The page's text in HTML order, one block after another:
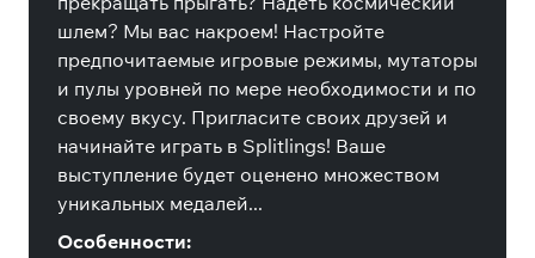
шлем? Мы вас накроем! Настройте
предпочитаемые игровые режимы, мутаторы
и пулы уровней по мере необходимости и по
своему вкусу. Пригласите своих друзей и
начинайте играть в Splitlings! Ваше
выступление будет оценено множеством
уникальных медалей...
Особенности: